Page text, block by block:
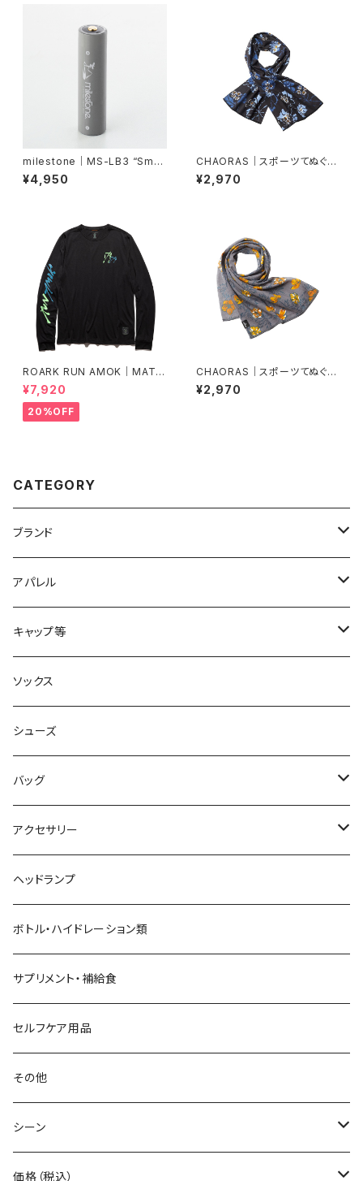
milestone｜MS-LB3 “Smar
t Mobile Battery”
¥4,950
CHAORAS｜スポーツてぬぐい
（サンカヨウ）
¥2,970
ROARK RUN AMOK｜MATHI
S LS col.BLACK FJORD
¥7,920
20%OFF
CHAORAS｜スポーツてぬぐい
（シナノキンバイ）
¥2,970
CATEGORY
ブランド
2XU
acu Products
AILEY
AKIV
ALTRA
aroma vera
AZUMA BAG
BANANA GO
Beruf Baggage
Body Glide
BONE
BOOKMAN
carb
アパレル
トップス
ボトムス
キャップ等
キャップ・ハット
ヘッドバンド
ソックス
シューズ
バッグ
バックパック
ショルダーバッグ
トートバッグ
2WAYバッグ/3WAYバッグ
その他バッグ
アクセサリー
サングラス
てぬぐい
財布
アームカバー
ネックゲイター
ヘッドランプ
ボトル・ハイドレーション類
サプリメント・補給食
セルフケア用品
その他
シーン
自転車
価格（税込）